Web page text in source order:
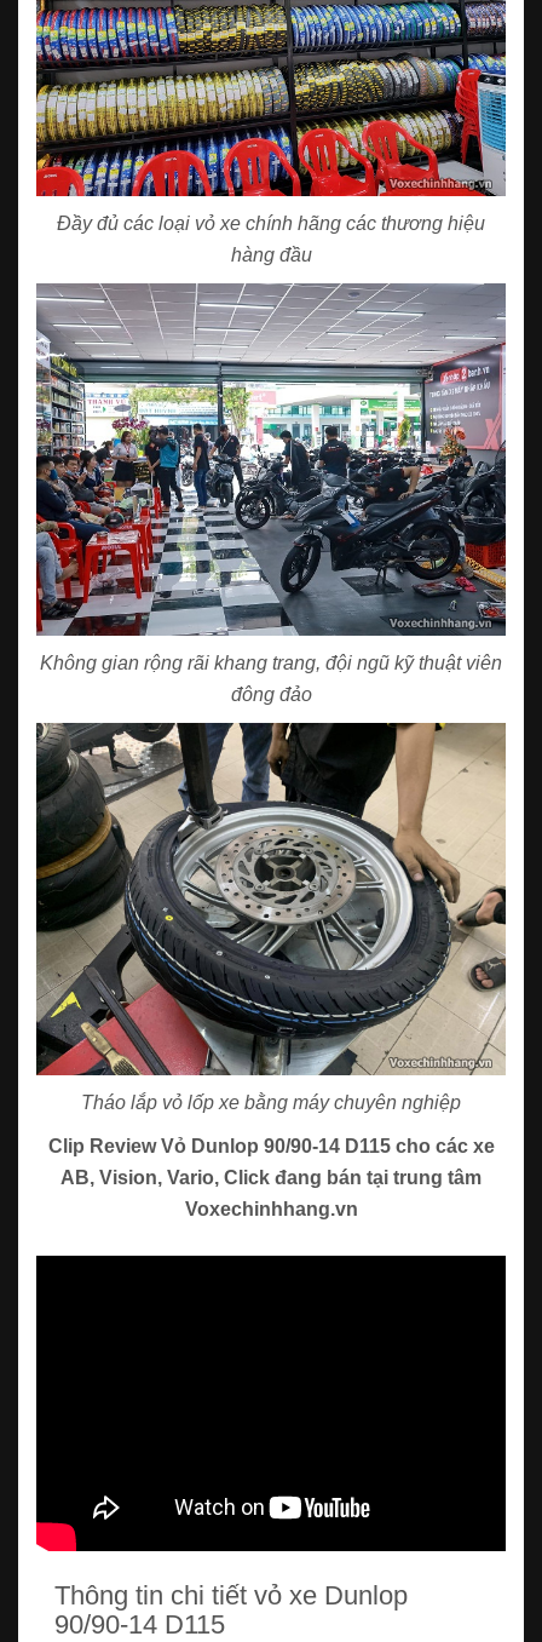
Đầy đủ các loại vỏ xe chính hãng các thương hiệu
hàng đầu
Không gian rộng rãi khang trang, đội ngũ kỹ thuật viên
đông đảo
Tháo lắp vỏ lốp xe bằng máy chuyên nghiệp
Clip Review Vỏ Dunlop 90/90-14 D115 cho các xe
AB, Vision, Vario, Click đang bán tại trung tâm
Voxechinhhang.vn
Thông tin chi tiết vỏ xe Dunlop
90/90-14 D115